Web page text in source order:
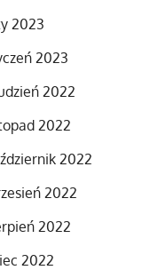
2023
2023
2022
2022
2022
2022
2022
2022